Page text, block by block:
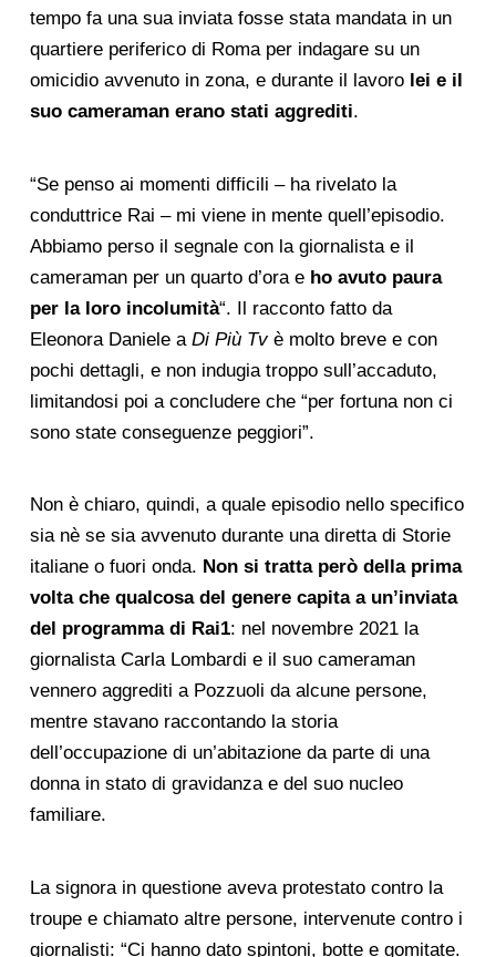
tempo fa una sua inviata fosse stata mandata in un
quartiere periferico di Roma per indagare su un
omicidio avvenuto in zona, e durante il lavoro lei e il
suo cameraman erano stati aggrediti.
“Se penso ai momenti difficili – ha rivelato la
conduttrice Rai – mi viene in mente quell’episodio.
Abbiamo perso il segnale con la giornalista e il
cameraman per un quarto d’ora e ho avuto paura
per la loro incolumità“. Il racconto fatto da
Eleonora Daniele a Di Più Tvè molto breve e con
pochi dettagli, e non indugia troppo sull’accaduto,
limitandosi poi a concludere che “per fortuna non ci
sono state conseguenze peggiori”.
Non è chiaro, quindi, a quale episodio nello specifico
sia nè se sia avvenuto durante una diretta di Storie
italiane o fuori onda. Non si tratta però della prima
volta che qualcosa del genere capita a un’inviata
del programma di Rai1: nel novembre 2021 la
giornalista Carla Lombardi e il suo cameraman
vennero aggrediti a Pozzuoli da alcune persone,
mentre stavano raccontando la storia
dell’occupazione di un’abitazione da parte di una
donna in stato di gravidanza e del suo nucleo
familiare.
La signora in questione aveva protestato contro la
troupe e chiamato altre persone, intervenute contro i
giornalisti: “Ci hanno dato spintoni, botte e gomitate.